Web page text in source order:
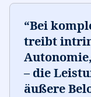
“Bei
treibt
– die
äußere